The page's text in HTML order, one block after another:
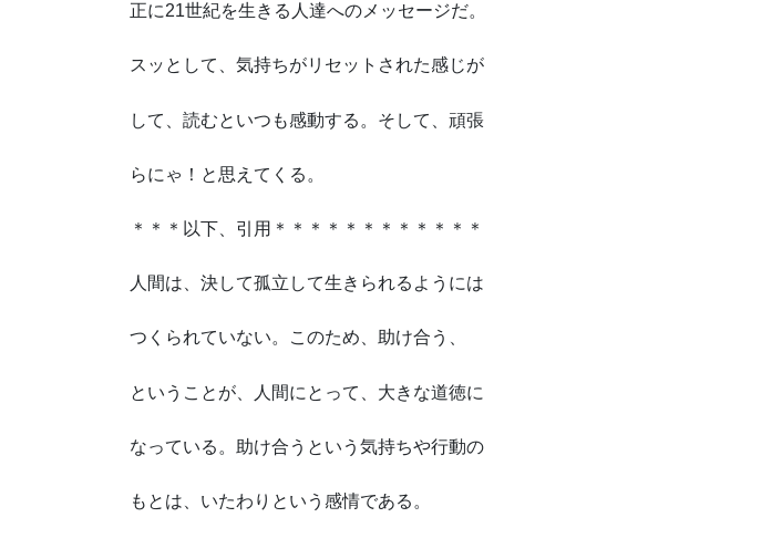
正に21世紀を生きる人達へのメッセージだ。
スッとして、気持ちがリセットされた感じが
して、読むといつも感動する。そして、頑張
らにゃ！と思えてくる。
＊＊＊以下、引用＊＊＊＊＊＊＊＊＊＊＊＊
人間は、決して孤立して生きられるようには
つくられていない。このため、助け合う、
ということが、人間にとって、大きな道徳に
なっている。助け合うという気持ちや行動の
もとは、いたわりという感情である。